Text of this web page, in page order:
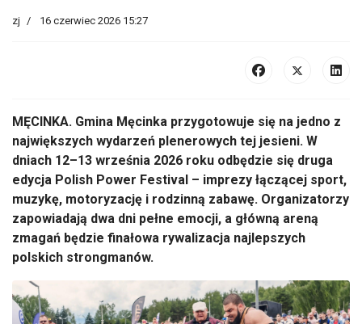
zj 16 czerwiec 2026 15:27
MĘCINKA. Gmina Męcinka przygotowuje się na jedno z
największych wydarzeń plenerowych tej jesieni. W
dniach 12–13 września 2026 roku odbędzie się druga
edycja Polish Power Festival – imprezy łączącej sport,
muzykę, motoryzację i rodzinną zabawę. Organizatorzy
zapowiadają dwa dni pełne emocji, a główną areną
zmagań będzie finałowa rywalizacja najlepszych
polskich strongmanów.